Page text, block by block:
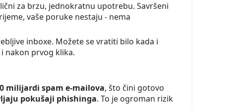
za brzu, jednokratnu upotrebu. Savršeni
vaše poruke nestaju - nema
inboxe. Možete se vratiti bilo kada i
nakon prvog klika.
milijardi spam e-mailova, što čini gotovo
pokušaji phishinga. To je ogroman rizik